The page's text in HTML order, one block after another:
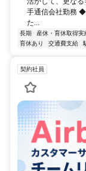
手通信会社勤務
た...
長期 産休・育休取得実
育休あり
交通費支給
契約社員